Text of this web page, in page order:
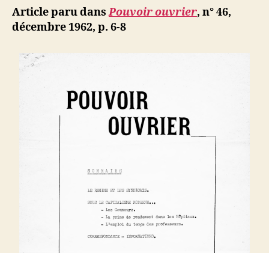
ji
b
temps
des
Article paru dansPouvoir ouvrier, n° 46,
décembre 1962, p. 6-8